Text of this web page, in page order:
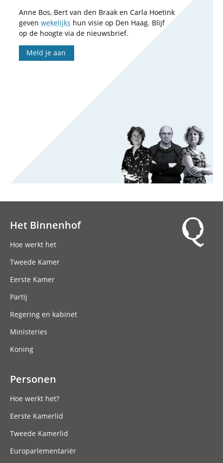
Anne Bos, Bert van den Braak en Carla Hoetink
geven wekelijks hun visie op Den Haag. Blijf
op de hoogte via de nieuwsbrief.
Meld je aan
Het Binnenhof
Hoe werkt het
Tweede Kamer
Eerste Kamer
Partij
Regering en kabinet
Ministeries
Koning
Personen
Hoe werkt het?
Eerste Kamerlid
Tweede Kamerlid
Europarlementariër